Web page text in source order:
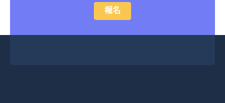
報名